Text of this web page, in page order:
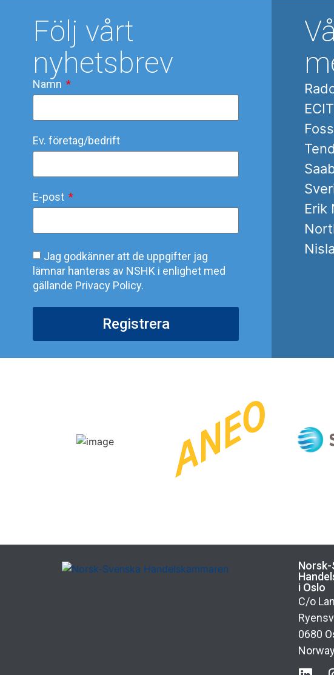
Följ vårt
nyhetsbrev
Namn
Ev. företag/bedrift
E-post
Jag godkänner att de uppgifter jag
lämnar hanteras av NSHK i enlighet med
gällande Privacy Policy.
Registrera
Erik
Norsk-
i Oslo
C/o
0680